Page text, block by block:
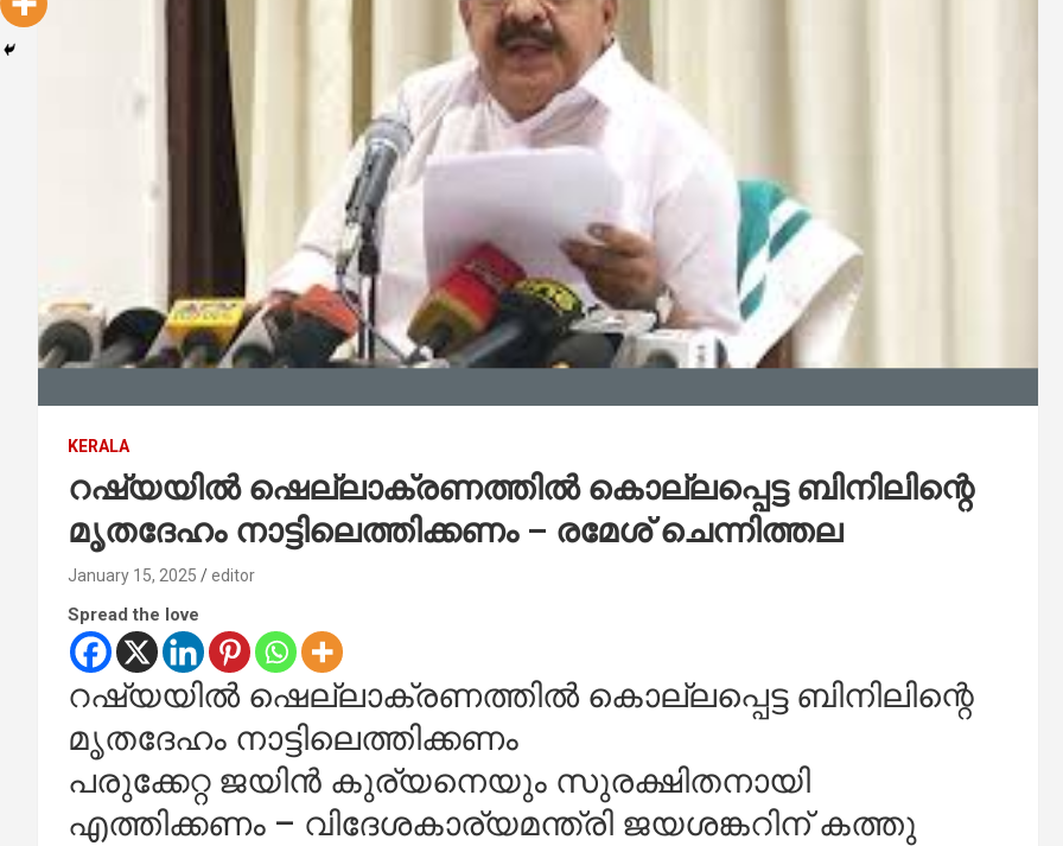
KERALA
റഷ്യയില്‍ ഷെല്ലാക്രണത്തില്‍ കൊല്ലപ്പെട്ട ബിനിലിന്റെ
മൃതദേഹം നാട്ടിലെത്തിക്കണം – രമേശ് ചെന്നിത്തല
January 15, 2025 editor
Spread the love
റഷ്യയില്‍ ഷെല്ലാക്രണത്തില്‍ കൊല്ലപ്പെട്ട ബിനിലിന്റെ
മൃതദേഹം നാട്ടിലെത്തിക്കണം
പരുക്കേറ്റ ജയിന്‍ കുര്യനെയും സുരക്ഷിതനായി
എത്തിക്കണം – വിദേശകാര്യമന്ത്രി ജയശങ്കറിന് കത്തു